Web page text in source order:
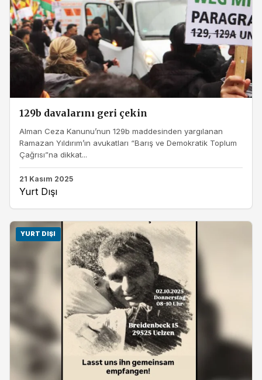
129b davalarını geri çekin
Alman Ceza Kanunu’nun 129b maddesinden yargılanan
Ramazan Yıldırım’ın avukatları “Barış ve Demokratik Toplum
Çağrısı”na dikkat...
21 Kasım 2025
Yurt Dışı
YURT DIŞI